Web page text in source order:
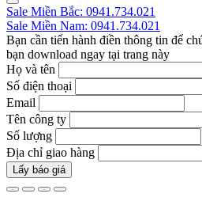
Sale Miền Bắc: 0941.734.021
Sale Miền Nam: 0941.734.021
Bạn cần tiến hành điền thông tin để
bạn download ngay tại trang này
Họ và tên
Số điện thoại
Email
Tên công ty
Số lượng
Địa chỉ giao hàng